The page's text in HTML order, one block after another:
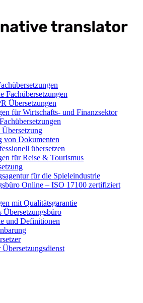
Fachübersetzungen
Übersetzungen
für Wirtschafts- und Finanzsektor
von Dokumenten
übersetzen
für Reise & Tourismus
für die Spieleindustrie
Online – ISO 17100 zertifiziert
mit Qualitätsgarantie
Übersetzungsbüro
und Definitionen